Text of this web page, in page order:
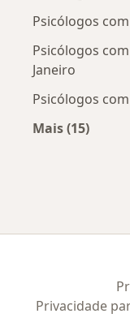
Psicólogos
Psicólogos
Janeiro
Psicólogos
Mais (15)
Privacidade